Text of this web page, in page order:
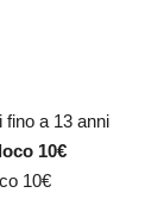
fino a 13 anni
10€
10€